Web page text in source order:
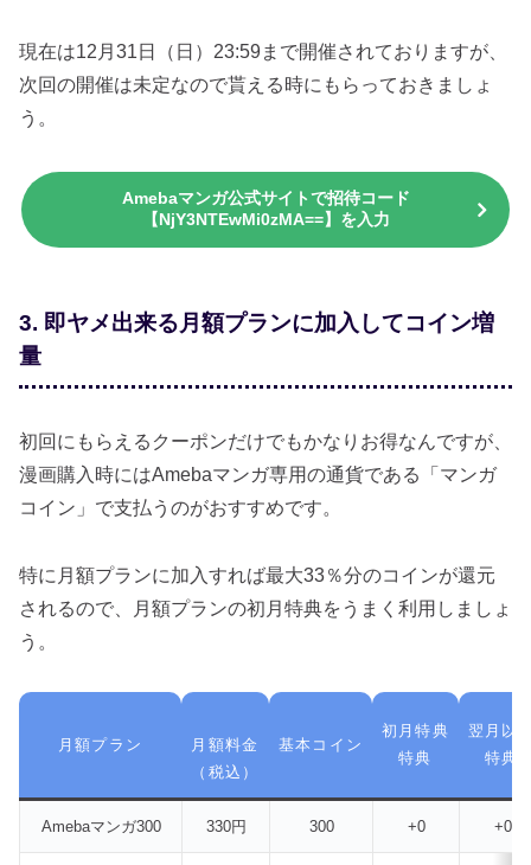
現在は12月31日（日）23:59まで開催されておりますが、
次回の開催は未定なので貰える時にもらっておきましょ
う。
Amebaマンガ公式サイトで招待コード
【NjY3NTEwMi0zMA==】を入力
3. 即ヤメ出来る月額プランに加入してコイン増
量
初回にもらえるクーポンだけでもかなりお得なんですが、
漫画購入時にはAmebaマンガ専用の通貨である「マンガ
コイン」で支払うのがおすすめです。
特に月額プランに加入すれば最大33％分のコインが還元
されるので、月額プランの初月特典をうまく利用しましょ
う。
月額プラン
月額料金
（税込）
基本コイン
初月特典
特典
翌月以
特典
Amebaマンガ300 330円 300 +0 +0